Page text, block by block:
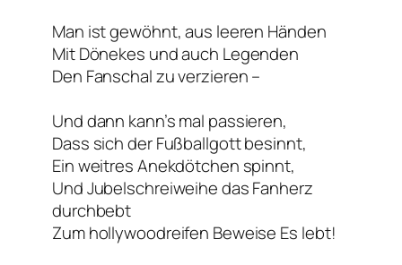
Man ist gewöhnt, aus leeren Händen
Mit Dönekes und auch Legenden
Den Fanschal zu verzieren –
Und dann kann’s mal passieren,
Dass sich der Fußballgott besinnt,
Ein weitres Anekdötchen spinnt,
Und Jubelschreiweihe das Fanherz
durchbebt
Zum hollywoodreifen Beweise Es lebt!